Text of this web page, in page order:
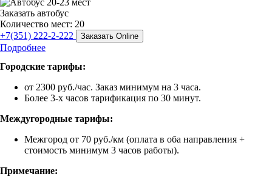
Заказать автобус
Количество мест: 20
+7(351) 222-2-222
Заказать Online
Подробнее
Городские тарифы:
от 2300 руб./час. Заказ минимум на 3 часа.
Более 3-х часов тарификация по 30 минут.
Междугородные тарифы:
Межгород от 70 руб./км (оплата в оба направления +
стоимость минимум 3 часов работы).
Примечание: